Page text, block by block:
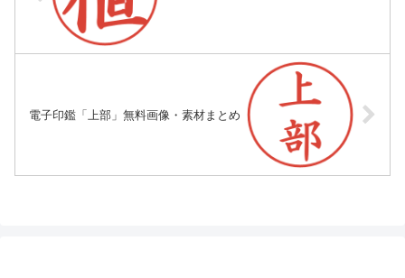
電子印鑑「上部」無料画像・素材まとめ